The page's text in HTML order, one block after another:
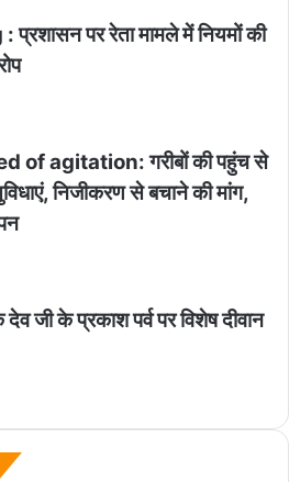
पर रेता मामले में नियमों की
of agitation: गरीबों की पहुंच से
निजीकरण से बचाने की मांग,
के प्रकाश पर्व पर विशेष दीवान